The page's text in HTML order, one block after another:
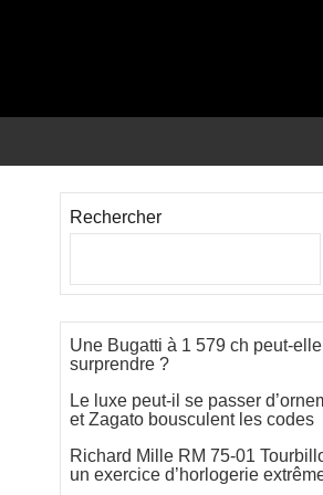
Rechercher
Une Bugatti à 1 579 ch peut-
surprendre ?
Le luxe peut-il se passer
et Zagato bousculent les codes
Richard Mille RM 75-01
un exercice d’horlogerie